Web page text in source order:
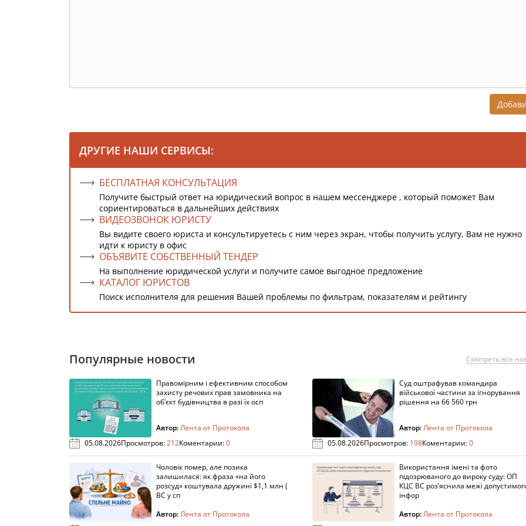
ДРУГИЕ НАШИ СЕРВИСЫ:
БЕСПЛАТНАЯ КОНСУЛЬТАЦИЯ
Получите быстрый ответ на юридический вопрос в нашем мессенджере , который поможет Вам
сориентироваться в дальнейших действиях
ВИДЕОЗВОНОК ЮРИСТУ
Вы видите своего юриста и консультируетесь с ним через экран, чтобы получить услугу, Вам не нужно
идти к юристу в офис
ОБЪЯВИТЕ СОБСТВЕННЫЙ ТЕНДЕР
На выполнение юридической услуги и получите самое выгодное предложение
КАТАЛОГ ЮРИСТОВ
Поиск исполнителя для решения Вашей проблемы по фильтрам, показателям и рейтингу
Популярные новости Смотреть все
Правомірним і ефективним способом
захисту речових прав замовника на
об’єкт будівництва в разі їх осп
Автор:Лента от Протокола
05.08.2026Просмотров:212Коментарии:0
Суд оштрафував командира
військової частини за ігнорування
рішення на 66 560 грн
Автор:Лента от Протокола
05.08.2026Просмотров: 198Коментарии:0
Чоловік помер, але позика
залишилася: як фраза «на його
розсуд» коштувала дружині $1,1 млн (
ВС у сп
Автор:Лента от Протокола
Використання імені та фото
підозрюваного до вироку суду: ОП
КЦС ВС роз’яснила межі
інфор
Автор:Лента от Протокола